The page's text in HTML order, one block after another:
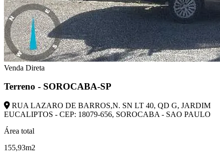
Venda Direta
Terreno - SOROCABA-SP
RUA LAZARO DE BARROS,N. SN LT 40, QD G, JARDIM
EUCALIPTOS - CEP: 18079-656, SOROCABA - SAO PAULO
Área total
155,93m2